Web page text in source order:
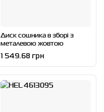
Диск сошника в зборі з
металевою жовтою
кришкою під двохрядний
підшипник
1 549.68 грн